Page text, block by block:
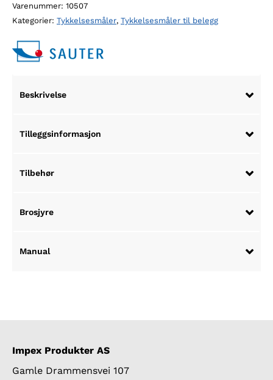
beleggtykkelsesmåler
antall
Varenummer: 10507
Kategorier: Tykkelsesmåler, Tykkelsesmåler til belegg
Beskrivelse
Tilleggsinformasjon
Tilbehør
Brosjyre
Manual
Impex Produkter AS
Gamle Drammensvei 107